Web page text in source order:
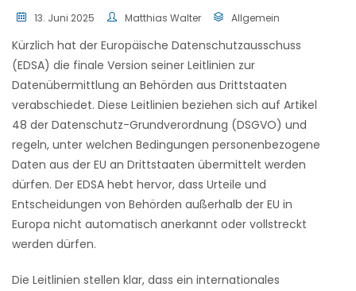
13. Juni 2025 Matthias Walter Allgemein
Kürzlich hat der Europäische Datenschutzausschuss
(EDSA) die finale Version seiner Leitlinien zur
Datenübermittlung an Behörden aus Drittstaaten
verabschiedet. Diese Leitlinien beziehen sich auf Artikel
48 der Datenschutz-Grundverordnung (DSGVO) und
regeln, unter welchen Bedingungen personenbezogene
Daten aus der EU an Drittstaaten übermittelt werden
dürfen. Der EDSA hebt hervor, dass Urteile und
Entscheidungen von Behörden außerhalb der EU in
Europa nicht automatisch anerkannt oder vollstreckt
werden dürfen.
Die Leitlinien stellen klar, dass ein internationales